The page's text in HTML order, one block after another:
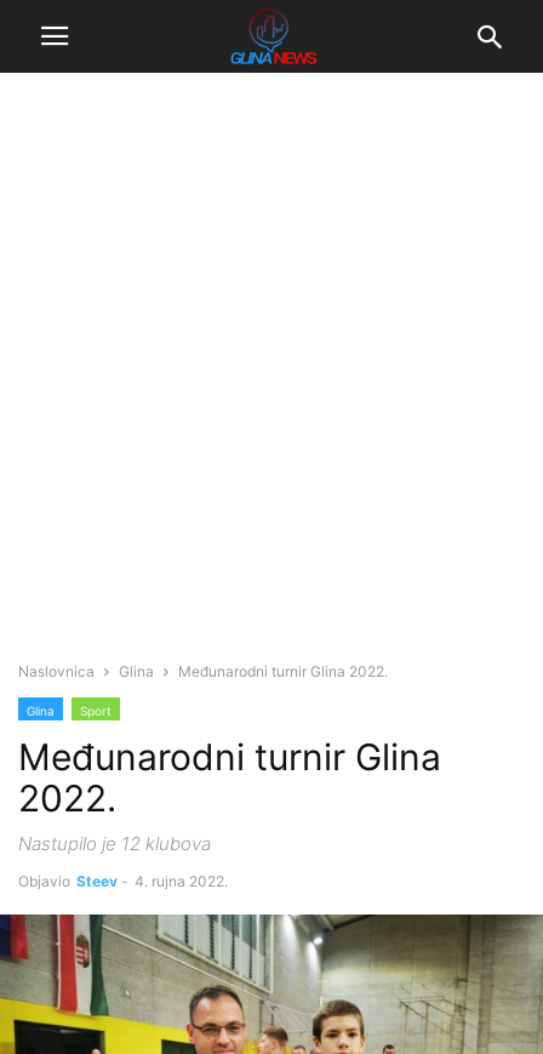
Naslovnica Glina Međunarodni turnir Glina 2022.
Glina Sport
Međunarodni turnir Glina
2022.
Nastupilo je 12 klubova
Objavio Steev - 4. rujna 2022.